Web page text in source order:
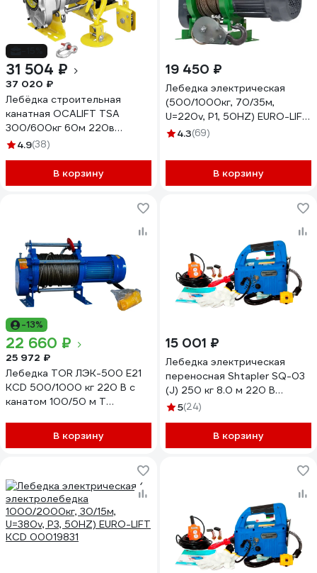
31 504 ₽
37 020 ₽
Лебёдка строительная
канатная OCALIFT TSA
300/600кг 60м 220в
(модель 500кг)
TSA30060m220v
4.9(38)
В корзину
19 450 ₽
Лебедка электрическая
(500/1000кг, 70/35м,
U=220v, P1, 50HZ) EURO-LIFT
KCD 00019836
4.3(69)
В корзину
-13%
22 660 ₽
25 972 ₽
Лебедка TOR ЛЭК-500 E21
KCD 500/1000 кг 220 В с
канатом 100/50 м T
В корзину
15 001 ₽
Лебедка электрическая
переносная Shtapler SQ-03
(J) 250 кг 8.0 м 220 В
71058935
5(24)
В корзину